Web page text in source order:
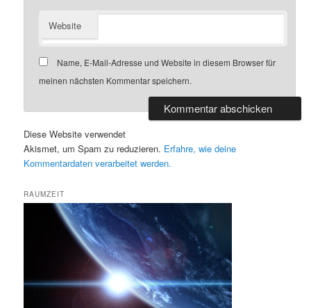
Website
Name, E-Mail-Adresse und Website in diesem Browser für
meinen nächsten Kommentar speichern.
Diese Website verwendet
Akismet, um Spam zu reduzieren. Erfahre, wie deine
Kommentardaten verarbeitet werden.
RAUMZEIT